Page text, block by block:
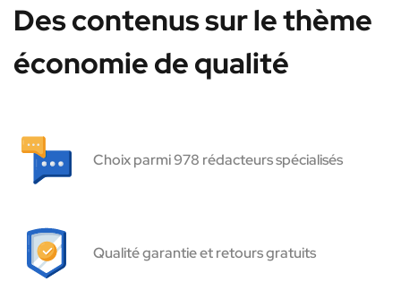
Des contenus sur le thème
économie de qualité
Choix parmi 978 rédacteurs spécialisés
Qualité garantie et retours gratuits